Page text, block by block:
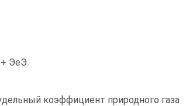
+ ЭеЭ
коэффициент природного газа